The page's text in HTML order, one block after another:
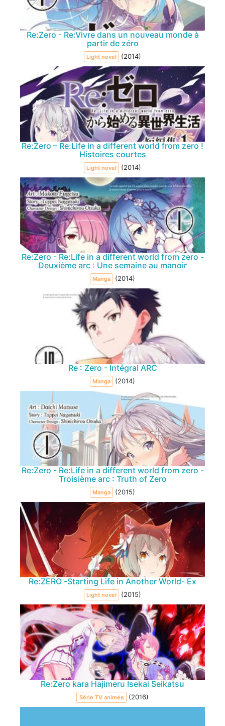
Re:Zero - Re:Vivre dans un nouveau monde à
partir de zéro
Light novel (2014)
Re:Zero – Re:Life in a different world from zero !
Histoires courtes
Light novel (2014)
Re:Zero - Re:Life in a different world from zero -
Deuxième arc : Une semaine au manoir
Manga (2014)
Re : Zero - Intégral ARC
Manga (2014)
Re:Zero - Re:Life in a different world from zero -
Troisième arc : Truth of Zero
Manga (2015)
Re:ZERO -Starting Life in Another World- Ex
Light novel (2015)
Re:Zero kara Hajimeru Isekai Seikatsu
Série TV animée (2016)